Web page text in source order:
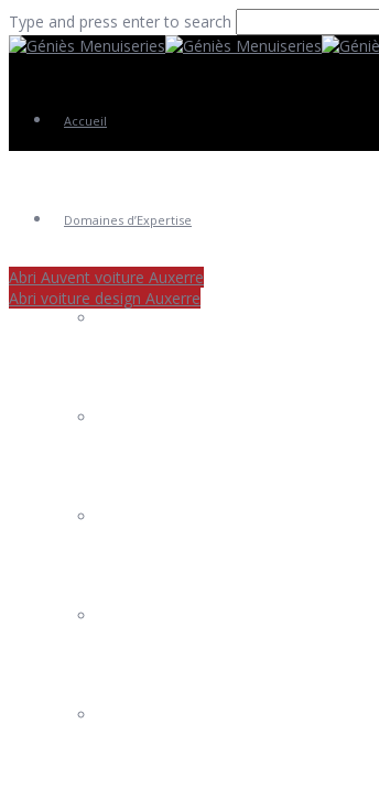
Type and press enter to search
Accueil
Domaines d’Expertise
Abri Auvent voiture Auxerre
Abri voiture design Auxerre